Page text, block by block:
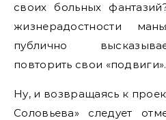
своих больных
жизнерадостности
публично
повторить свои «подвиги».
Ну, и возвращаясь к
Соловьева» следует